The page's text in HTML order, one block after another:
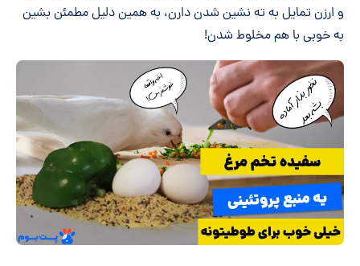
و ارزن تمایل به ته نشین شدن دارن، به همین دلیل مطمئن بشین
به خوبی با هم مخلوط شدن!